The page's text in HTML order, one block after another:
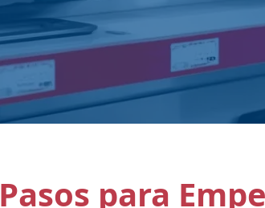
Pasos para